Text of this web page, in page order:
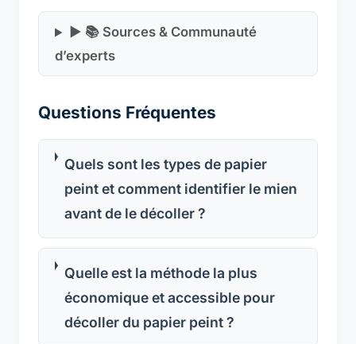
▶ 📚 Sources & Communauté
d’experts
Questions Fréquentes
Quels sont les types de papier
peint et comment identifier le mien
avant de le décoller ?
Quelle est la méthode la plus
économique et accessible pour
décoller du papier peint ?